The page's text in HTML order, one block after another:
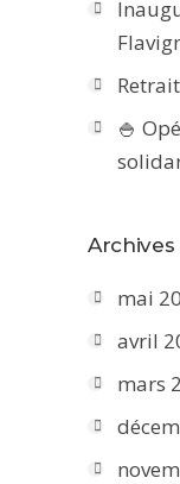
🍚
Archives
mai
avril
mars